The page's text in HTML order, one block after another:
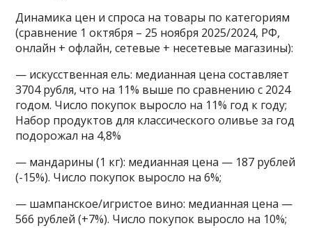
Динамика цен и спроса на товары по категориям
(сравнение 1 октября – 25 ноября 2025/2024, РФ,
онлайн + офлайн, сетевые + несетевые магазины):
— искусственная ель: медианная цена составляет
3704 рубля, что на 11% выше по сравнению с 2024
годом. Число покупок выросло на 11% год к году;
Набор продуктов для классического оливье за год
подорожал на 4,8%
— мандарины (1 кг): медианная цена — 187 рублей
(-15%). Число покупок выросло на 6%;
— шампанское/игристое вино: медианная цена —
566 рублей (+7%). Число покупок выросло на 10%;